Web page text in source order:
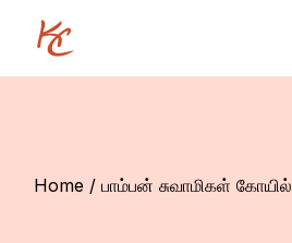
content
Home பாம்பன் சுவாமிகள் கோயில்